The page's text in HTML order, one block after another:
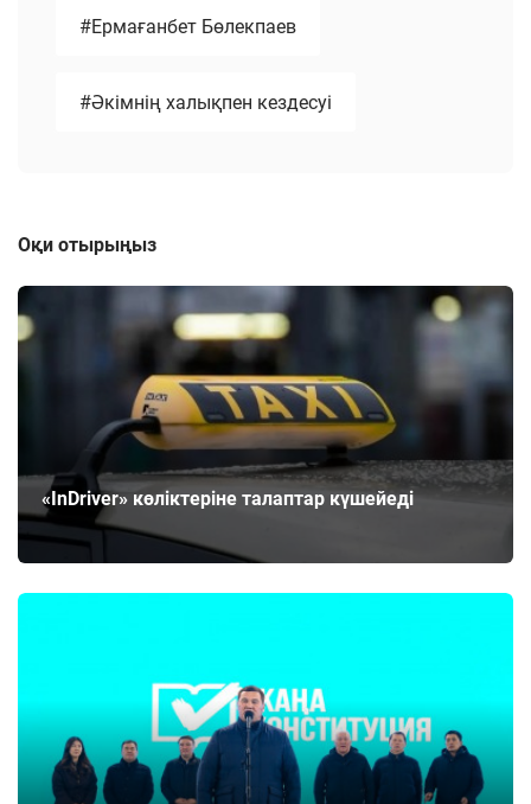
#Ермағанбет Бөлекпаев
#Әкімнің халықпен кездесуі
Оқи отырыңыз
«ІnDriver» көліктеріне талаптар күшейеді